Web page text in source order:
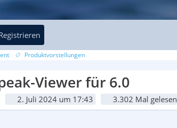
Produktvorstellungen
Viewer für 6.0
2. Juli 2024 um 17:43 3.302 Mal gelesen